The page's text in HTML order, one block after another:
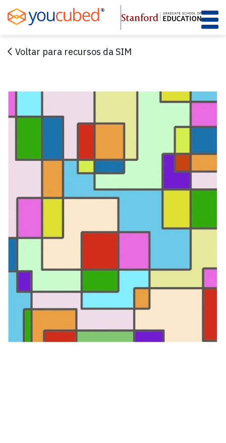
to
Content
Voltar para recursos da SIM